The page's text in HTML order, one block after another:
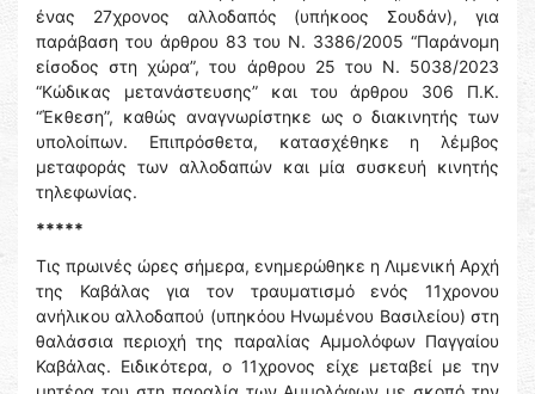
ένας 27χρονος αλλοδαπός (υπήκοος Σουδάν), για
παράβαση του άρθρου 83 του Ν. 3386/2005 “Παράνομη
είσοδος στη χώρα”, του άρθρου 25 του Ν. 5038/2023
“Κώδικας μετανάστευσης” και του άρθρου 306 Π.Κ.
“Έκθεση”, καθώς αναγνωρίστηκε ως ο διακινητής των
υπολοίπων. Επιπρόσθετα, κατασχέθηκε η λέμβος
μεταφοράς των αλλοδαπών και μία συσκευή κινητής
τηλεφωνίας.
*****
Τις πρωινές ώρες σήμερα, ενημερώθηκε η Λιμενική Αρχή
της Καβάλας για τον τραυματισμό ενός 11χρονου
ανήλικου αλλοδαπού (υπηκόου Ηνωμένου Βασιλείου) στη
θαλάσσια περιοχή της παραλίας Αμμολόφων Παγγαίου
Καβάλας. Ειδικότερα, ο 11χρονος είχε μεταβεί με την